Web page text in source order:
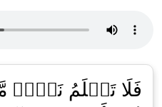
فَلَا تَعۡلَمُ نَفۡسٞ